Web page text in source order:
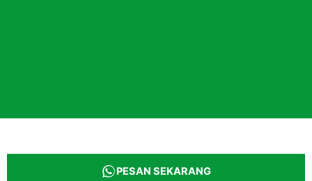
PESAN SEKARANG